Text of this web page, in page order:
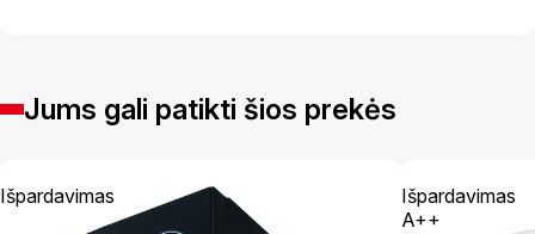
Jums gali patikti šios prekės
Išpardavimas
Išpardavimas
A++